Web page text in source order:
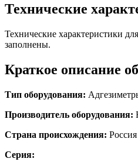
Технические
Технические характеристики
заполнены.
Краткое описание
Тип оборудования:
Производитель оборудования:
Страна происхождения: Россия
Серия: